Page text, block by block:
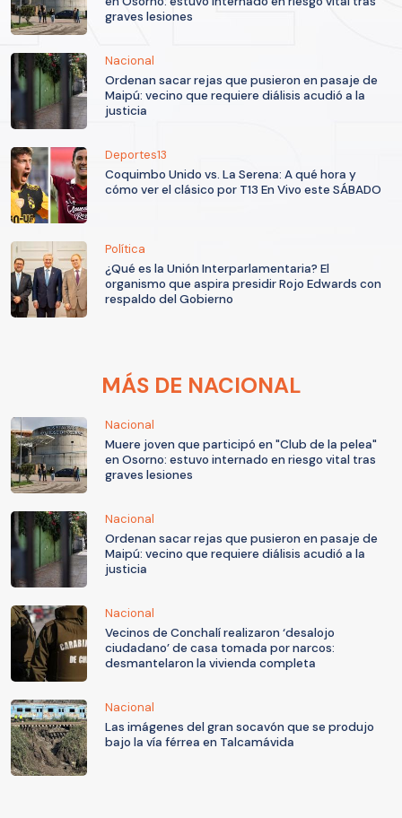
graves lesiones
Nacional
Ordenan sacar rejas que pusieron en pasaje de
Maipú: vecino que requiere diálisis acudió a la
justicia
Deportes13
Coquimbo Unido vs. La Serena: A qué hora y
cómo ver el clásico por T13 En Vivo este SÁBADO
Política
¿Qué es la Unión Interparlamentaria? El
organismo que aspira presidir Rojo Edwards con
respaldo del Gobierno
MÁS DE NACIONAL
Nacional
Muere joven que participó en "Club de la pelea"
en Osorno: estuvo internado en riesgo vital tras
graves lesiones
Nacional
Ordenan sacar rejas que pusieron en pasaje de
Maipú: vecino que requiere diálisis acudió a la
justicia
Nacional
Vecinos de Conchalí realizaron ‘desalojo
ciudadano’ de casa tomada por narcos:
desmantelaron la vivienda completa
Nacional
Las imágenes del gran socavón que se produjo
bajo la vía férrea en Talcamávida